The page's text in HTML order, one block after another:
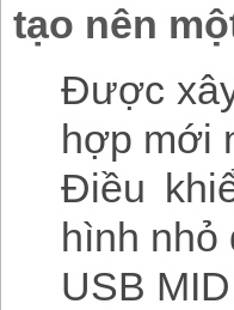
tạo nên
Được
hợp mới
Điều
hình nhỏ
USB